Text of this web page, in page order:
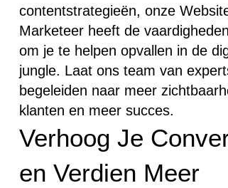
contentstrategieën, onze
Marketeer heeft de
om je te helpen opvallen in de
jungle. Laat ons team van
begeleiden naar meer
klanten en meer succes.
Verhoog Je
en Verdien Meer